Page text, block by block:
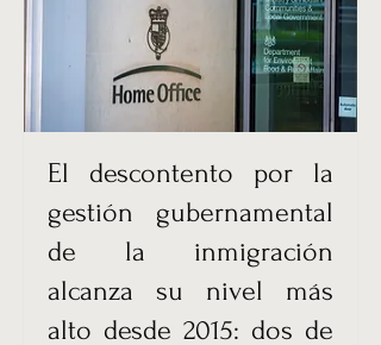
El descontento por la
gestión gubernamental
de la inmigración
alcanza su nivel más
alto desde 2015: dos de